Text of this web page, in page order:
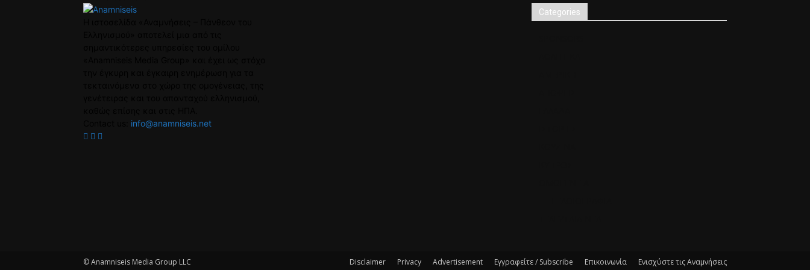
info@anamniseis.net
Categories
Disclaimer Privacy Advertisement Εγγραφείτε / Subscribe Επικοινωνία Ενισχύστε τις Αναμνήσεις
© Anamniseis Media Group LLC